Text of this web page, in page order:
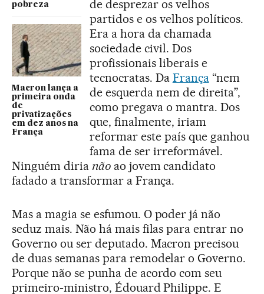
pobreza
Macron lança a
primeira onda
de
privatizações
em dez anos na
França
de desprezar os velhos
partidos e os velhos políticos.
Era a hora da chamada
sociedade civil. Dos
profissionais liberais e
tecnocratas. Da França“nem
de esquerda nem de direita”,
como pregava o mantra. Dos
que, finalmente, iriam
reformar este país que ganhou
fama de ser irreformável.
Ninguém diria nãoao jovem candidato
fadado a transformar a França.
Mas a magia se esfumou. O poder já não
seduz mais. Não há mais filas para entrar no
Governo ou ser deputado. Macron precisou
de duas semanas para remodelar o Governo.
Porque não se punha de acordo com seu
primeiro-ministro, Édouard Philippe. E